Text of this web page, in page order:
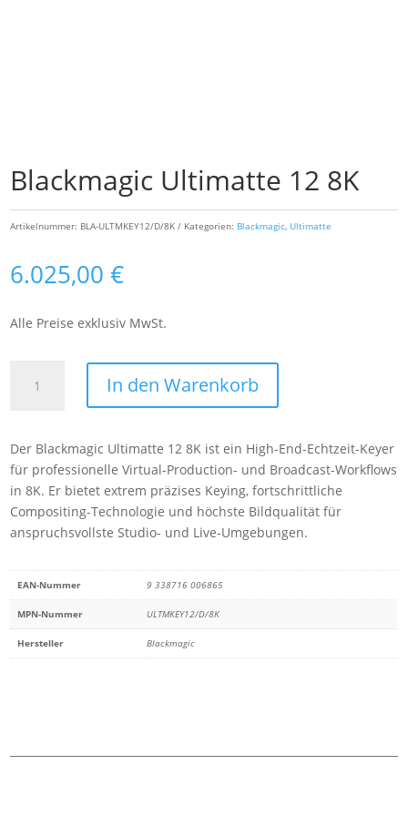
Blackmagic Ultimatte 12 8K
Artikelnummer: BLA-ULTMKEY12/D/8K Kategorien: Blackmagic Ultimatte
6.025,00€
Alle Preise exklusiv MwSt.
Ultimatte
Menge
In den Warenkorb
Der Blackmagic Ultimatte 12 8K ist ein High-End-Echtzeit-Keyer
für professionelle Virtual-Production- und Broadcast-Workflows
in 8K. Er bietet extrem präzises Keying, fortschrittliche
Compositing-Technologie und höchste Bildqualität für
anspruchsvollste Studio- und Live-Umgebungen.
EAN-Nummer 9 338716 006865
MPN-Nummer ULTMKEY12/D/8K
Hersteller Blackmagic